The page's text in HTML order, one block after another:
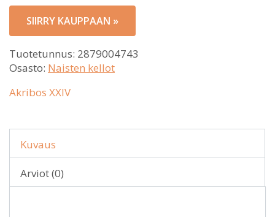
SIIRRY KAUPPAAN »
Tuotetunnus: 2879004743
Osasto: Naisten kellot
Akribos XXIV
Kuvaus
Arviot (0)